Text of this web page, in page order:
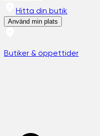
Hitta din butik
Använd min plats
Butiker & öppettider